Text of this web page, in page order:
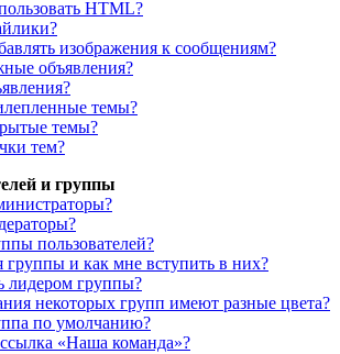
HTML?
изображения к сообщениям?
объявления?
темы?
темы?
тем?
и группы
пользователей?
группы и как мне вступить в них?
лидером группы?
некоторых групп имеют разные цвета?
по умолчанию?
ссылка «Наша команда»?